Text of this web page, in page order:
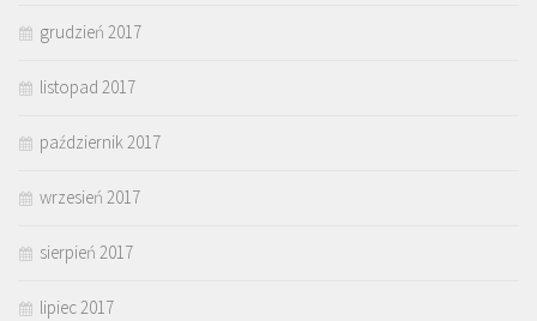
grudzień 2017
listopad 2017
październik 2017
wrzesień 2017
sierpień 2017
lipiec 2017